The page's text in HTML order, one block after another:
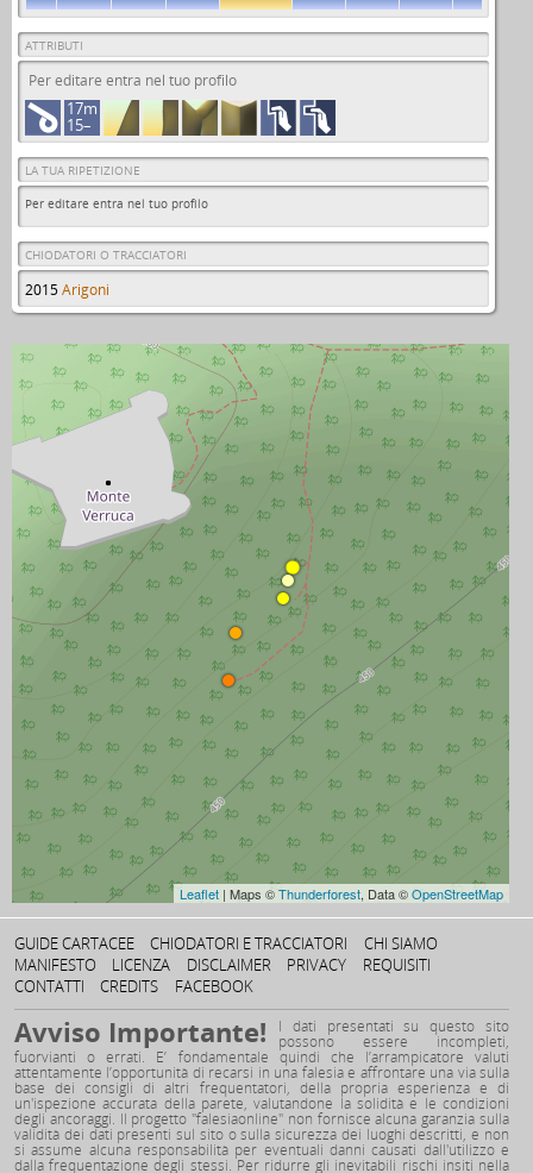
Leaflet | Maps ©Thunderforest, Data ©OpenStreetMap
ATTRIBUTI
Per editare entra nel tuo profilo
17m
15–
LA TUA RIPETIZIONE
Per editare entra nel tuo profilo
CHIODATORI O TRACCIATORI
2015Arigoni
GUIDE CARTACEE CHIODATORI E TRACCIATORI
CHI SIAMO
MANIFESTO
LICENZA DISCLAIMER PRIVACY
REQUISITI
CONTATTI
CREDITS FACEBOOK
Avviso Importante! I dati presentati su questo sito
possono essere incompleti,
fuorvianti o errati. E’ fondamentale quindi che l’arrampicatore valuti
attentamente l’opportunità di recarsi in una falesia e affrontare una via sulla
base dei consigli di altri frequentatori, della propria esperienza e di
un'ispezione accurata della parete, valutandone la solidità e le condizioni
degli ancoraggi. Il progetto "falesiaonline" non fornisce alcuna garanzia sulla
validità dei dati presenti sul sito o sulla sicurezza dei luoghi descritti, e non
si assume alcuna responsabilità per eventuali danni causati dall'utilizzo e
dalla frequentazione degli stessi. Per ridurre gli inevitabili rischi insiti nella